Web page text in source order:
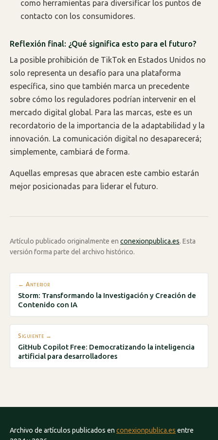
como herramientas para diversificar los puntos de
contacto con los consumidores.
Reflexión final: ¿Qué significa esto para el futuro?
La posible prohibición de TikTok en Estados Unidos no
solo representa un desafío para una plataforma
específica, sino que también marca un precedente
sobre cómo los reguladores podrían intervenir en el
mercado digital global. Para las marcas, este es un
recordatorio de la importancia de la adaptabilidad y la
innovación. La comunicación digital no desaparecerá;
simplemente, cambiará de forma.
Aquellas empresas que abracen este cambio estarán
mejor posicionadas para liderar el futuro.
Artículo publicado originalmente en conexionpublica.es. Esta
versión forma parte del archivo histórico.
← Anterior
Storm: Transformando la Investigación y Creación de
Contenido con IA
Siguiente →
GitHub Copilot Free: Democratizando la inteligencia
artificial para desarrolladores
Archivo de artículos publicados en conexionpublica.es entre